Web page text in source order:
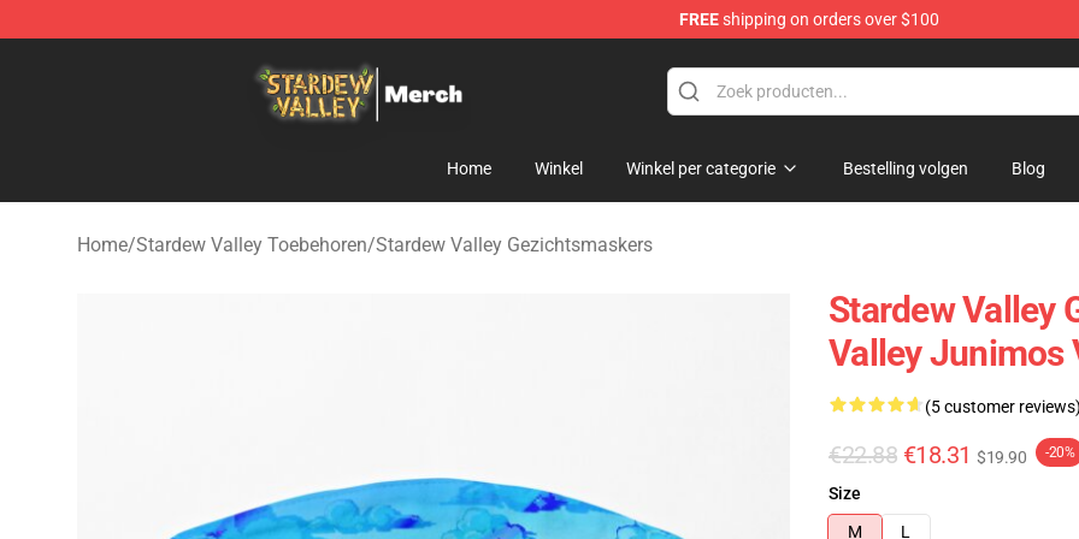
FREEshipping on orders over $100
Home Winkel Winkel per categorie Bestelling volgen Blog
Home/Stardew Valley Toebehoren/Stardew Valley Gezichtsmaskers
Stardew Valley
Valley Junimos
(5 customer
€22.88 €18.31 $19.90 -20%
Size
M
L